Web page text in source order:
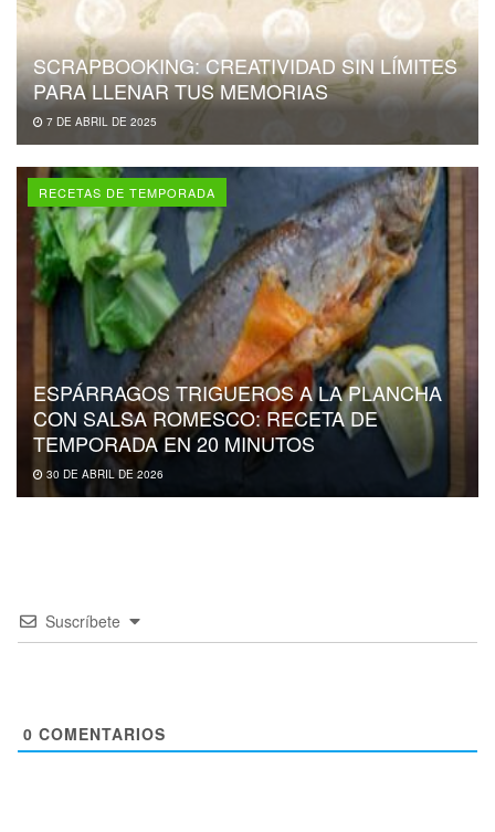
SCRAPBOOKING: CREATIVIDAD SIN LÍMITES
PARA LLENAR TUS MEMORIAS
7 DE ABRIL DE 2025
RECETAS DE TEMPORADA
ESPÁRRAGOS TRIGUEROS A LA PLANCHA
CON SALSA ROMESCO: RECETA DE
TEMPORADA EN 20 MINUTOS
30 DE ABRIL DE 2026
Suscríbete
0 COMENTARIOS